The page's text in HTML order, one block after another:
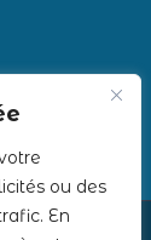
ou des
En